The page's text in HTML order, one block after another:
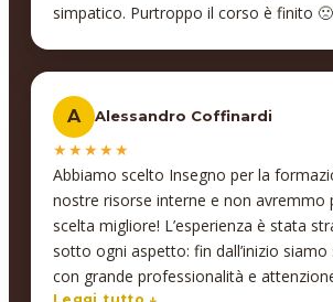
simpatico. Purtroppo il corso è finito 🙁
A Alessandro Coffinardi
★★★★★
Abbiamo scelto Insegno per la
nostre risorse interne e non avremmo
scelta migliore! L’esperienza è stata
sotto ogni aspetto: fin dall’inizio
con grande professionalità e